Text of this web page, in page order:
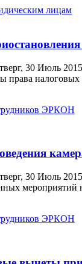
лицам
30 Июль
права
ЭРКОН
30 Июль
мероприятий
ЭРКОН